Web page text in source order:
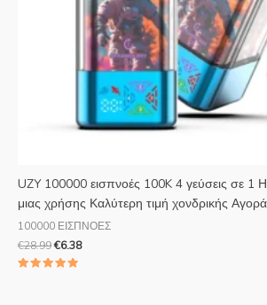
UZY 100000 εισπνοές 100K 4 γεύσεις σε 1
μιας χρήσης Καλύτερη τιμή χονδρικής
100000 ΕΙΣΠΝΟΕΣ
€28.99€6.38